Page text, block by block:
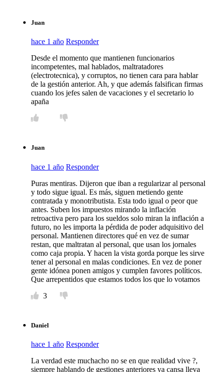
Juan
hace 1 año Responder
Desde el momento que mantienen funcionarios
incompetentes, mal hablados, maltratadores
(electrotecnica), y corruptos, no tienen cara para hablar
de la gestión anterior. Ah, y que además falsifican firmas
cuando los jefes salen de vacaciones y el secretario lo
apaña
Juan
hace 1 año Responder
Puras mentiras. Dijeron que iban a regularizar al personal
y todo sigue igual. Es más, siguen metiendo gente
contratada y monotributista. Esta todo igual o peor que
antes. Suben los impuestos mirando la inflación
retroactiva pero para los sueldos solo miran la inflación a
futuro, no les importa la pérdida de poder adquisitivo del
personal. Mantienen directores qué en vez de sumar
restan, que maltratan al personal, que usan los jornales
como caja propia. Y hacen la vista gorda porque les sirve
tener al personal en malas condiciones. En vez de poner
gente idónea ponen amigos y cumplen favores políticos.
Que arrepentidos que estamos todos los que lo votamos
3
Daniel
hace 1 año Responder
La verdad este muchacho no se en que realidad vive ?,
siempre hablando de gestiones anteriores ya cansa lleva